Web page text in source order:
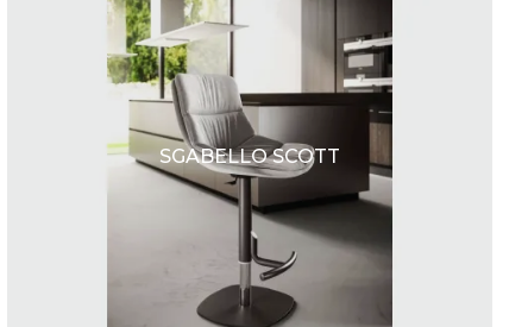
SGABELLO SCOTT